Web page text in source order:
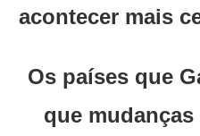
acontecer mais
Os países que
que